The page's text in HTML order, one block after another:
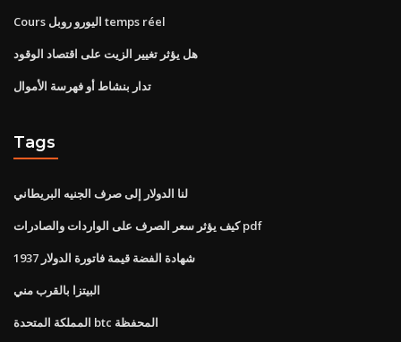
Cours اليورو روبل temps réel
هل يؤثر تغيير الزيت على اقتصاد الوقود
تدار بنشاط أو فهرسة الأموال
Tags
لنا الدولار إلى صرف الجنيه البريطاني
كيف يؤثر سعر الصرف على الواردات والصادرات pdf
1937 شهادة الفضة قيمة فاتورة الدولار
البيتزا بالقرب مني
المملكة المتحدة btc المحفظة